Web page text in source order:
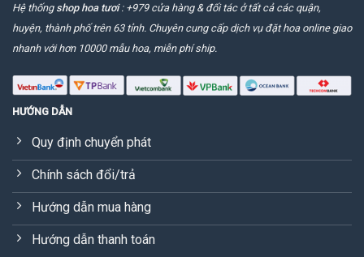
Hệ thống shop hoa tươi: +979 cửa hàng & đối tác ở tất cả các quận,
huyện, thành phố trên 63 tỉnh. Chuyên cung cấp dịch vụ đặt hoa online giao
nhanh với hơn 10000 mẫu hoa, miễn phí ship.
HƯỚNG DẪN
Quy định chuyển phát
Chính sách đổi/trả
Hướng dẫn mua hàng
Hướng dẫn thanh toán